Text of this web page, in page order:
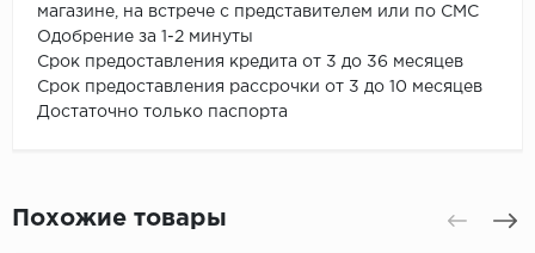
магазине, на встрече с представителем или по СМС
Одобрение за 1-2 минуты
Срок предоставления кредита от 3 до 36 месяцев
Срок предоставления рассрочки от 3 до 10 месяцев
Достаточно только паспорта
Похожие товары